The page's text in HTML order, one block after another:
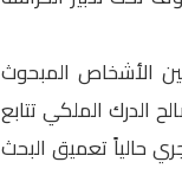
الأشخاص المبحوث
الدرك الملكي تتابع
حالياً تعميق البحث